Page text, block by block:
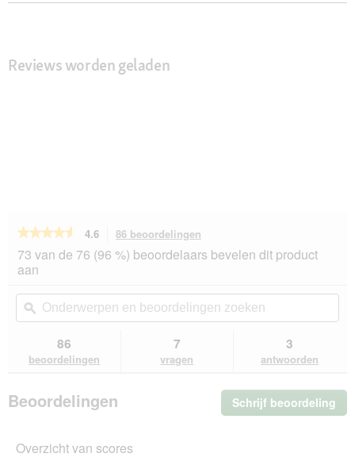
Reviews worden geladen
★★★★★
★★★★★
van
Beoordelingen
lezen
Hill's
Prescription
1,5
4.6 86 beoordelingen
deze
actie
u
naar
beoordelingen.
73 van de 76 (96 %) beoordelaars bevelen dit product
aan
Onderwerpen
en
beoordelingen
ϙ
86
beoordelingen
7
vragen
3
antwoorden
Beoordelingen Schrijf beoordeling
Met
Overzicht van scores